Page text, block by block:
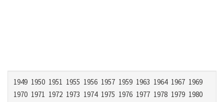
1949 1950 1951 1955 1956 1957 1959 1963 1964 1967 1969
1970 1971 1972 1973 1974 1975 1976 1977 1978 1979 1980